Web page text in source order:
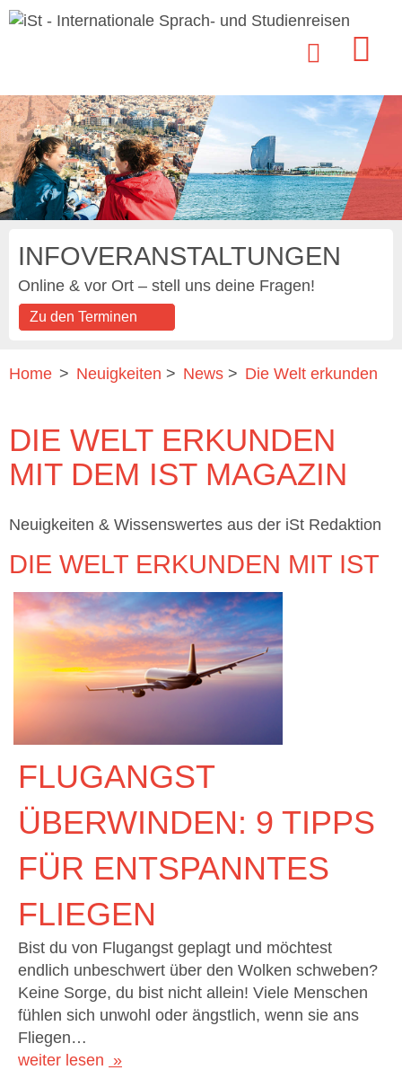
INFOVERANSTALTUNGEN
Online & vor Ort – stell uns deine Fragen!
Zu den Terminen
Home > Neuigkeiten > News > Die Welt erkunden
DIE WELT ERKUNDEN
MIT DEM IST MAGAZIN
Neuigkeiten & Wissenswertes aus der iSt Redaktion
DIE WELT ERKUNDEN MIT IST
FLUGANGST
ÜBERWINDEN: 9 TIPPS
FÜR ENTSPANNTES
FLIEGEN
Bist du von Flugangst geplagt und möchtest
endlich unbeschwert über den Wolken schweben?
Keine Sorge, du bist nicht allein! Viele Menschen
fühlen sich unwohl oder ängstlich, wenn sie ans
Fliegen…
weiter lesen